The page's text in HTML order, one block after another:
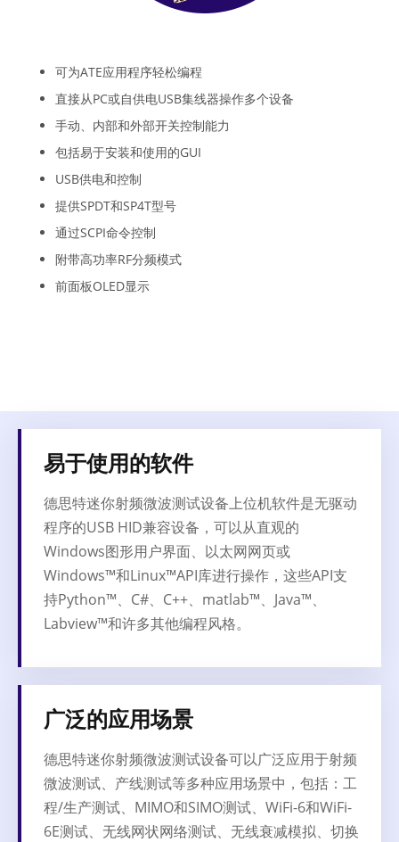
可为ATE应用程序轻松编程
直接从PC或自供电USB集线器操作多个设备
手动、内部和外部开关控制能力
包括易于安装和使用的GUI
USB供电和控制
提供SPDT和SP4T型号
通过SCPI命令控制
附带高功率RF分频模式
前面板OLED显示
易于使用的软件
德思特迷你射频微波测试设备上位机软件是无驱动
程序的USB HID兼容设备，可以从直观的
Windows图形用户界面、以太网网页或
Windows™和Linux™API库进行操作，这些API支
持Python™、C#、C++、matlab™、Java™、
Labview™和许多其他编程风格。
广泛的应用场景
德思特迷你射频微波测试设备可以广泛应用于射频
微波测试、产线测试等多种应用场景中，包括：工
程/生产测试、MIMO和SIMO测试、WiFi-6和WiFi-
6E测试、无线网状网络测试、无线衰减模拟、切换